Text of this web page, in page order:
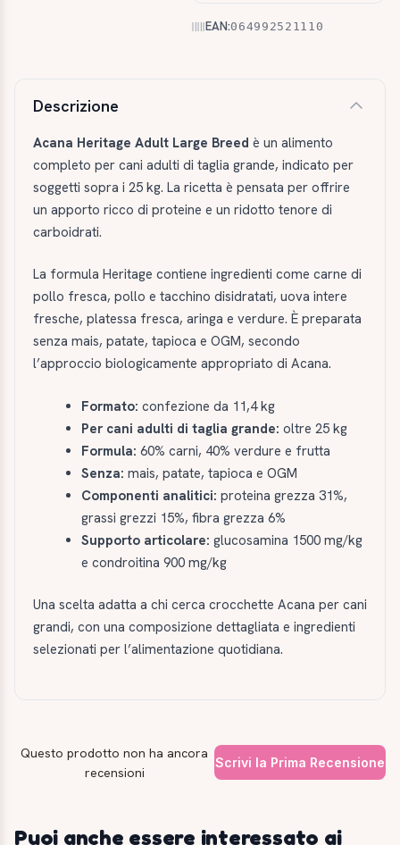
EAN:064992521110
Descrizione
Acana Heritage Adult Large Breed è un alimento
completo per cani adulti di taglia grande, indicato per
soggetti sopra i 25 kg. La ricetta è pensata per offrire
un apporto ricco di proteine e un ridotto tenore di
carboidrati.
La formula Heritage contiene ingredienti come carne di
pollo fresca, pollo e tacchino disidratati, uova intere
fresche, platessa fresca, aringa e verdure. È preparata
senza mais, patate, tapioca e OGM, secondo
l’approccio biologicamente appropriato di Acana.
Formato: confezione da 11,4 kg
Per cani adulti di taglia grande: oltre 25 kg
Formula: 60% carni, 40% verdure e frutta
Senza: mais, patate, tapioca e OGM
Componenti analitici: proteina grezza 31%,
grassi grezzi 15%, fibra grezza 6%
Supporto articolare: glucosamina 1500 mg/kg
e condroitina 900 mg/kg
Una scelta adatta a chi cerca crocchette Acana per cani
grandi, con una composizione dettagliata e ingredienti
selezionati per l’alimentazione quotidiana.
Questo prodotto non ha ancora
recensioni
Scrivi la Prima Recensione
Puoi anche essere interessato ai